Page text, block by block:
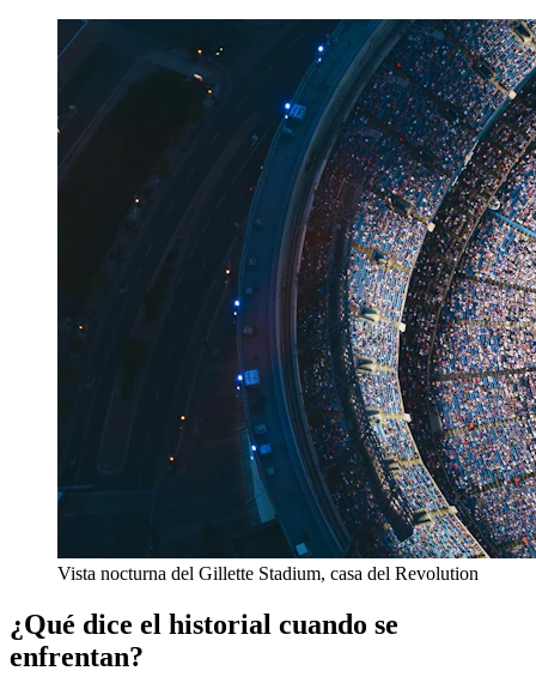
Vista nocturna del Gillette Stadium, casa del Revolution
¿Qué dice el historial cuando se
enfrentan?